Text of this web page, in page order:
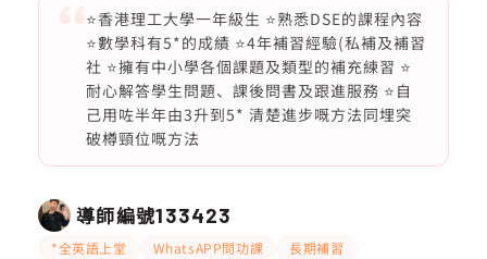
⭐️香港理工大學一年級生 ⭐️熟悉DSE的課程內容
⭐️數學科有5*的成績 ⭐️4年補習經驗(私補及補習
社 ⭐️擁有中小學各個課題及類型的補充練習 ⭐️
耐心解答學生問題、課後問書及跟進服務 ⭐️自
己用咗半年由3升到5* 清楚進步嘅方法同埋突
破樽頸位嘅方法
導師編號133423
*全英語上堂 WhatsAPP問功課 長期補習